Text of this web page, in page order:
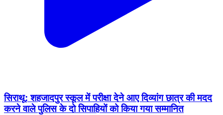
सिराथू: शहजादपुर स्कूल में परीक्षा देने आए दिव्यांग छात्र की मदद
करने वाले पुलिस के दो सिपाहियों को किया गया सम्मानित